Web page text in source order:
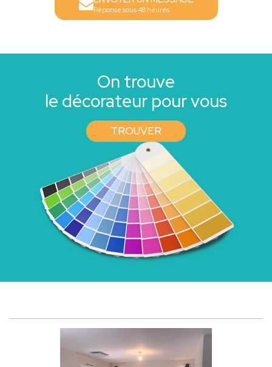
Réponse sous 48 heures
On trouve
le décorateur pour vous
TROUVER